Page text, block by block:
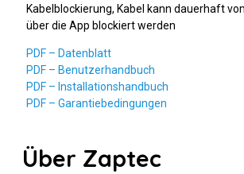
Kabelblockierung, Kabel kann dauerhaft
über die App blockiert werden
PDF – Datenblatt
PDF – Benutzerhandbuch
PDF – Installationshandbuch
PDF – Garantiebedingungen
Über Zaptec